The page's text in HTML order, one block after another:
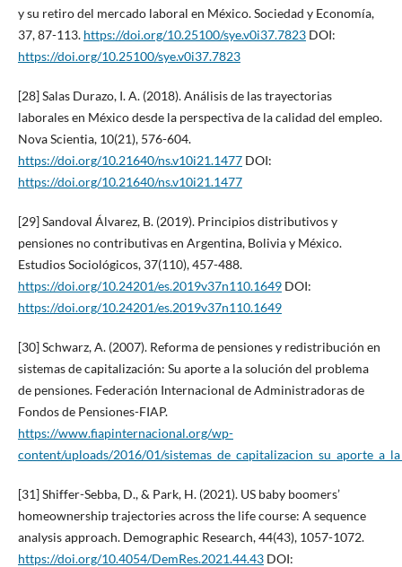
y su retiro del mercado laboral en México. Sociedad y Economía,
37, 87-113. https://doi.org/10.25100/sye.v0i37.7823DOI:
https://doi.org/10.25100/sye.v0i37.7823
[28] Salas Durazo, I. A. (2018). Análisis de las trayectorias
laborales en México desde la perspectiva de la calidad del empleo.
Nova Scientia, 10(21), 576-604.
https://doi.org/10.21640/ns.v10i21.1477DOI:
https://doi.org/10.21640/ns.v10i21.1477
[29] Sandoval Álvarez, B. (2019). Principios distributivos y
pensiones no contributivas en Argentina, Bolivia y México.
Estudios Sociológicos, 37(110), 457-488.
https://doi.org/10.24201/es.2019v37n110.1649DOI:
https://doi.org/10.24201/es.2019v37n110.1649
[30] Schwarz, A. (2007). Reforma de pensiones y redistribución en
sistemas de capitalización: Su aporte a la solución del problema
de pensiones. Federación Internacional de Administradoras de
Fondos de Pensiones-FIAP.
https://www.fiapinternacional.org/wp-
content/uploads/2016/01/
[31] Shiffer-Sebba, D., & Park, H. (2021). US baby boomers’
homeownership trajectories across the life course: A sequence
analysis approach. Demographic Research, 44(43), 1057-1072.
https://doi.org/10.4054/DemRes.2021.44.43DOI: